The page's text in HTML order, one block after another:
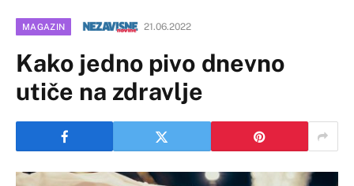
MAGAZIN 21.06.2022
Kako jedno pivo dnevno
utiče na zdravlje